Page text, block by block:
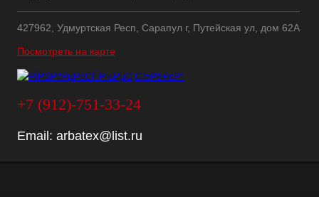
427962, Удмуртская Респ, Сарапул г, Путейская ул, дом 62А
Посмотреть на карте
+7 (912)-751-33-24
Email: arbatex@list.ru